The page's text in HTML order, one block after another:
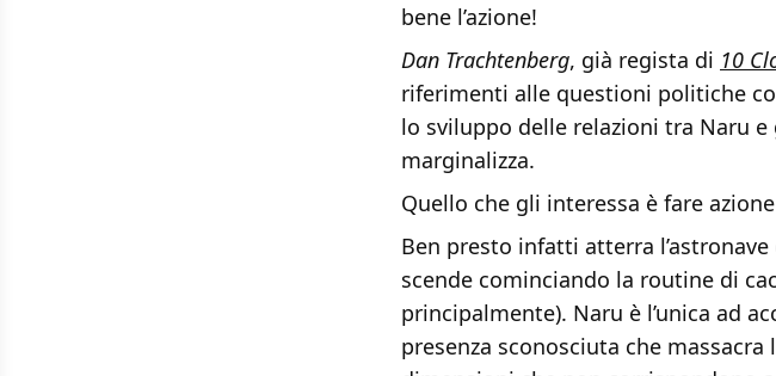
bene l’azione!
Dan Trachtenberg, già regista di 10
riferimenti alle questioni politiche
lo sviluppo delle relazioni tra Naru
marginalizza.
Quello che gli interessa è fare
Ben presto infatti atterra
scende cominciando la routine di
principalmente). Naru è l’unica ad
presenza sconosciuta che